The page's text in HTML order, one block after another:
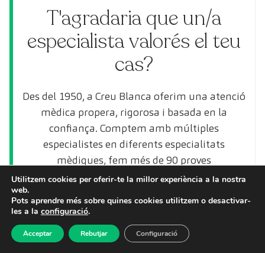
T'agradaria que un/a
especialista valorés el teu
cas?
Des del 1950, a Creu Blanca oferim una atenció
mèdica propera, rigorosa i basada en la
confiança. Comptem amb múltiples
especialistes en diferents especialitats
mèdiques, fem més de 90 proves
diagnòstiques i disposem de diferents
programes de revisions mèdiques i prevenció.
Treballem amb la majoria d’asseguradores
mèdiques i també atenem pacients privats
Utilitzem cookies per oferir-te la millor experiència a la nostra
web.
Pots aprendre més sobre quines cookies utilitzem o desactivar-
les a la configuració.
Acceptar Rebutjar Configuració